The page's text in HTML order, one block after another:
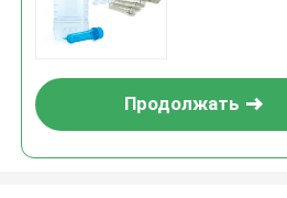
Продолжать